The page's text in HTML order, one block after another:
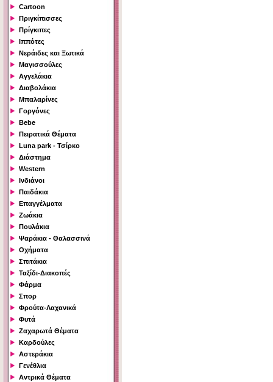
Cartoon
Πριγκίπισσες
Πρίγκιπες
Ιππότες
Νεράιδες και Ξωτικά
Μαγισσούλες
Αγγελάκια
Διαβολάκια
Μπαλαρίνες
Γοργόνες
Bebe
Πειρατικά Θέματα
Luna park - Τσίρκο
Διάστημα
Western
Ινδιάνοι
Παιδάκια
Επαγγέλματα
Ζωάκια
Πουλάκια
Ψαράκια - Θαλασσινά
Οχήματα
Σπιτάκια
Ταξίδι-Διακοπές
Φάρμα
Σπορ
Φρούτα-Λαχανικά
Φυτά
Ζαχαρωτά Θέματα
Καρδούλες
Αστεράκια
Γενέθλια
Αντρικά Θέματα